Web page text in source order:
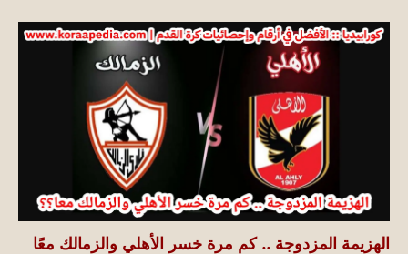
الهزيمة المزدوجة .. كم مرة خسر الأهلي والزمالك معًا